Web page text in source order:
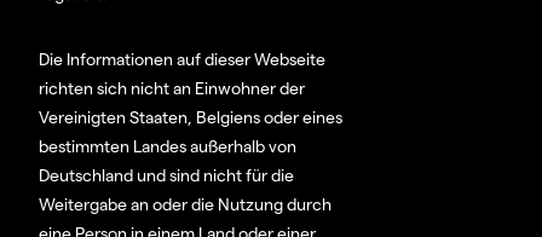
Die Informationen auf dieser Webseite
richten sich nicht an Einwohner der
Vereinigten Staaten, Belgiens oder eines
bestimmten Landes außerhalb von
Deutschland und sind nicht für die
Weitergabe an oder die Nutzung durch